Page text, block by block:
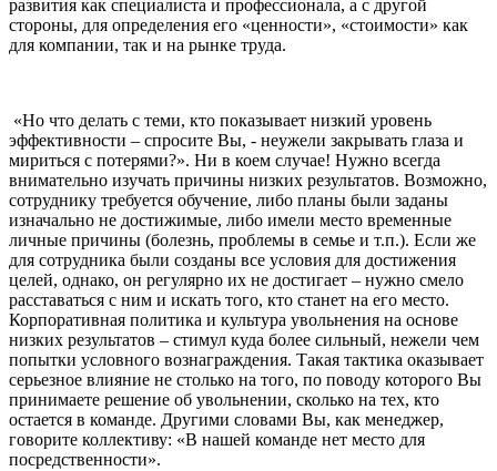
развития как специалиста и профессионала, а с другой
стороны, для определения его «ценности», «стоимости» как
для компании, так и на рынке труда.
«Но что делать с теми, кто показывает низкий уровень
эффективности – спросите Вы, - неужели закрывать глаза и
мириться с потерями?». Ни в коем случае! Нужно всегда
внимательно изучать причины низких результатов. Возможно,
сотруднику требуется обучение, либо планы были заданы
изначально не достижимые, либо имели место временные
личные причины (болезнь, проблемы в семье и т.п.). Если же
для сотрудника были созданы все условия для достижения
целей, однако, он регулярно их не достигает – нужно смело
расставаться с ним и искать того, кто станет на его место.
Корпоративная политика и культура увольнения на основе
низких результатов – стимул куда более сильный, нежели чем
попытки условного вознаграждения. Такая тактика оказывает
серьезное влияние не столько на того, по поводу которого Вы
принимаете решение об увольнении, сколько на тех, кто
остается в команде. Другими словами Вы, как менеджер,
говорите коллективу: «В нашей команде нет место для
посредственности».